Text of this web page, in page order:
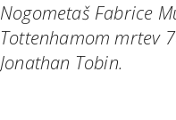
Nogometaš Fabrice
Tottenhamom mrtev
Jonathan Tobin.